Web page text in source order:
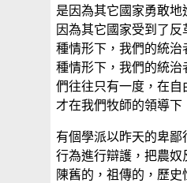
是因為其它國家勇敢地
因為其它國家受到了
種情形下，我們的統治
種情形下，我們的統治
們往往只有一度，在自
才在我們牧師的領導下
有個學派以昨天的卑鄙
行為進行辯護，把農奴
陳舊的，祖傳的，歷